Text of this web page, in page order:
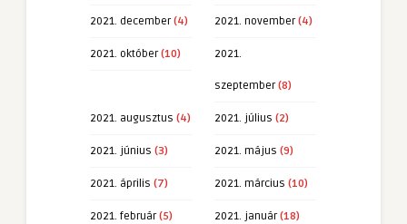
2021. december(4) 2021. november(4)
2021. október(10) 2021.
szeptember(8)
2021. augusztus (4) 2021. július (2)
2021. június (3) 2021. május (9)
2021. április (7) 2021. március (10)
2021. február(5) 2021. január(18)